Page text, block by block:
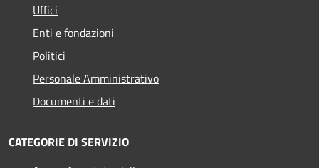
Uffici
Enti e fondazioni
Politici
Personale Amministrativo
Documenti e dati
CATEGORIE DI SERVIZIO